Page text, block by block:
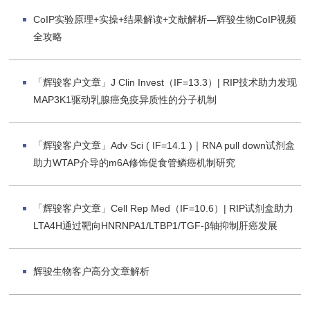
CoIP实验原理+实操+结果解读+文献解析—辉骏生物CoIP视频
全攻略
「辉骏客户文章」J Clin Invest（IF=13.3）| RIP技术助力发现
MAP3K1驱动乳腺癌免疫异质性的分子机制
「辉骏客户文章」Adv Sci ( IF=14.1 )｜RNA pull down试剂盒
助力WTAP介导的m6A修饰促食管鳞癌机制研究
「辉骏客户文章」Cell Rep Med（IF=10.6）| RIP试剂盒助力
LTA4H通过靶向HNRNPA1/LTBP1/TGF-β轴抑制肝癌发展
辉骏生物客户高分文章解析